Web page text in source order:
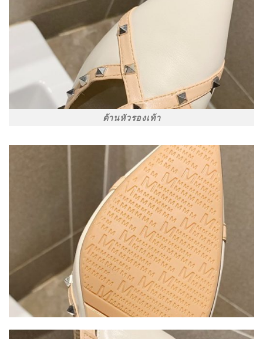
ด้านหัวรองเท้า